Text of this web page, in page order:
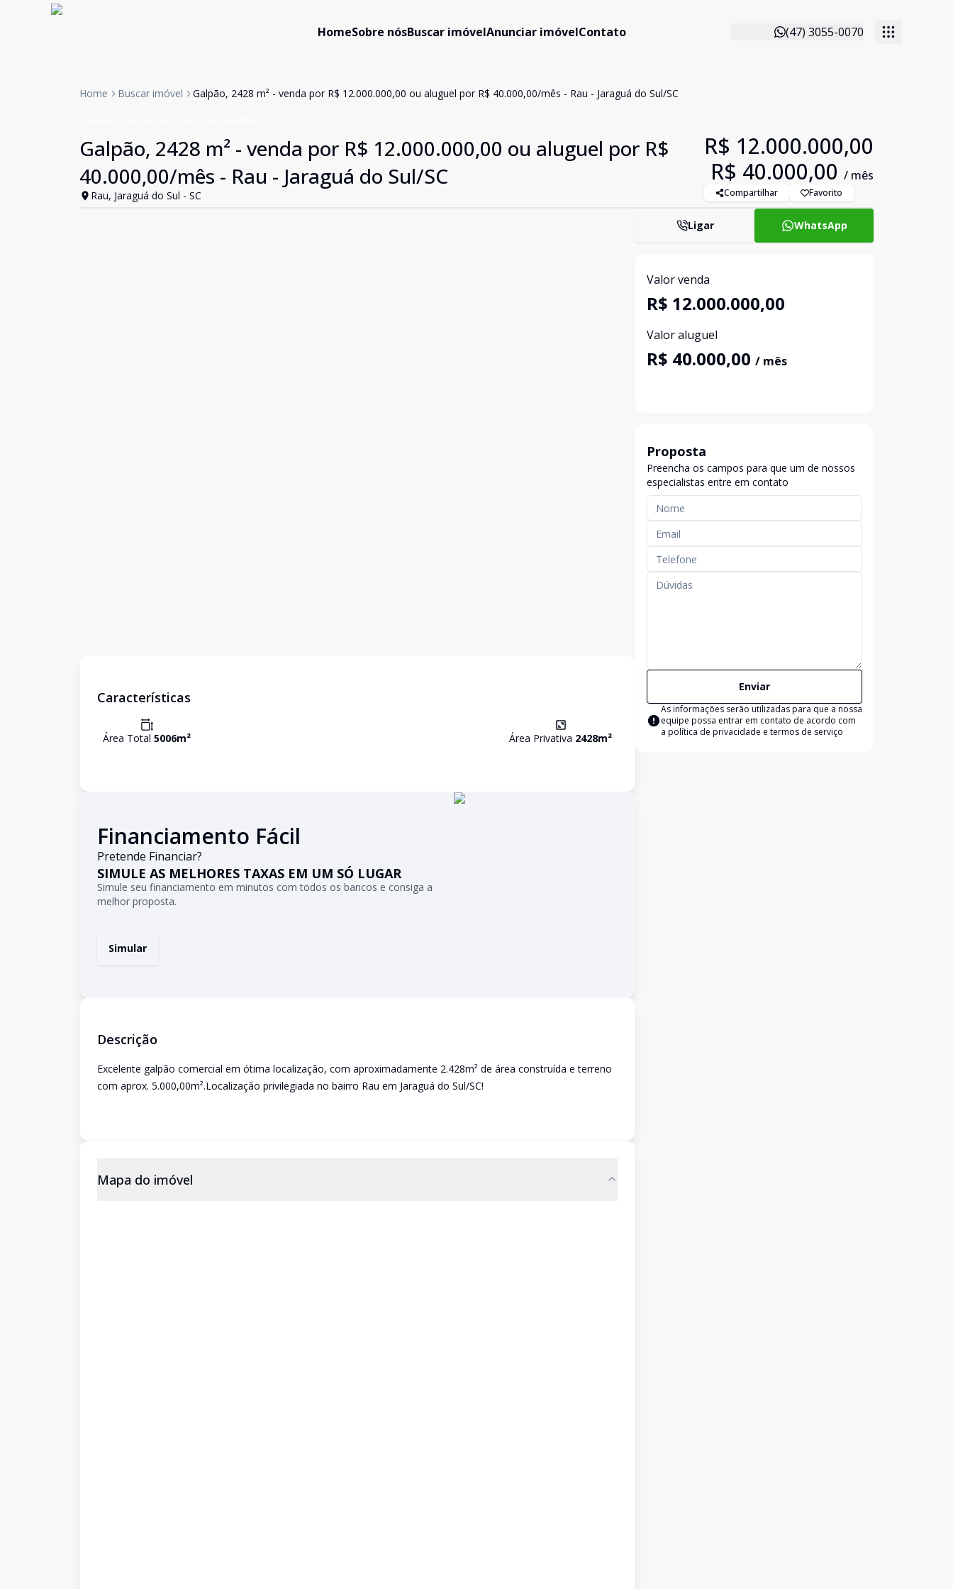
HomeSobre nósBuscar imóvelAnunciar imóvelContato (47) 3055-0070
Home Buscar imóvel Galpão, 2428 m² - venda por R$ 12.000.000,00 ou aluguel por R$ 40.000,00/mês - Rau - Jaraguá do Sul/SC
Galpão, 2428 m² - venda por R$ 12.000.000,00 ou aluguel por R$
40.000,00/mês - Rau - Jaraguá do Sul/SC
Rau, Jaraguá do Sul - SC
R$ 12.000.000,00
R$ 40.000,00 / mês
Compartilhar Favorito
Características
Área Total 5006m² Área Privativa 2428m²
Financiamento Fácil
Pretende Financiar?
SIMULE AS MELHORES TAXAS EM UM SÓ LUGAR
Simule seu financiamento em minutos com todos os bancos e consiga a
melhor proposta.
Simular
Descrição
Excelente galpão comercial em ótima localização, com aproximadamente 2.428m² de área construída e terreno
com aprox. 5.000,00m².Localização privilegiada no bairro Rau em Jaraguá do Sul/SC!
Mapa do imóvel
Ligar WhatsApp
Valor venda
R$ 12.000.000,00
Valor aluguel
R$ 40.000,00 / mês
Proposta
Preencha os campos para que um de nossos
especialistas entre em contato
Enviar
As informações serão utilizadas para que a nossa
equipe possa entrar em contato de acordo com
a política de privacidade e termos de serviço